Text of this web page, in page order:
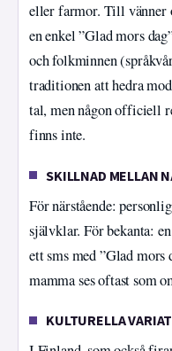
eller farmor. Till vänner
en enkel ”Glad mors
och folkminnen
traditionen att hedra
tal, men någon officiell
finns inte.
SKILLNAD MELLAN
För närstående:
självklar. För bekanta:
ett sms med ”Glad
mamma ses oftast som
KULTURELLA